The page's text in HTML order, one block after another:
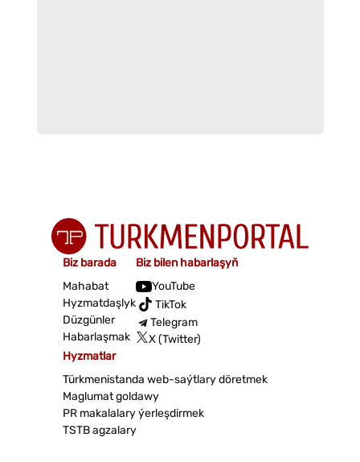
Biz barada
Mahabat
Hyzmatdaşlyk
Düzgünler
Habarlaşmak
Biz bilen habarlaşyň
YouTube
TikTok
Telegram
X (Twitter)
Hyzmatlar
Türkmenistanda web-saýtlary döretmek
Maglumat goldawy
PR makalalary ýerleşdirmek
TSTB agzalary